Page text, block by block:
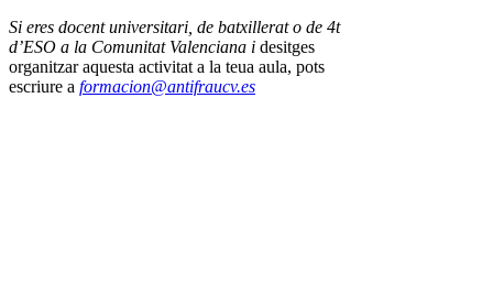
Si eres docent universitari, de batxillerat o de 4t
d’ESO a la Comunitat Valenciana i desitges
organitzar aquesta activitat a la teua aula, pots
escriure a formacion@antifraucv.es